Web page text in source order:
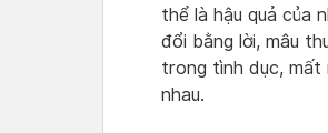
thể là hậu quả của
đổi bằng lời, mâu
trong tình dục, mất
nhau.